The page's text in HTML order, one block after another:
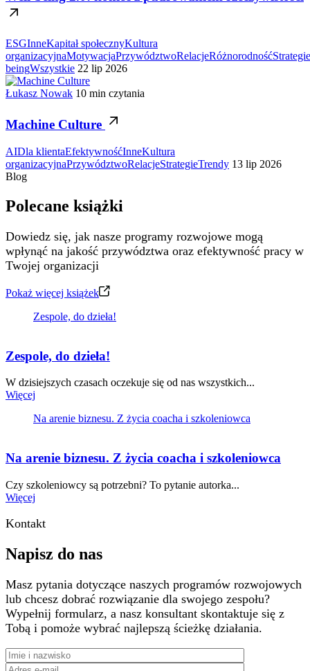
ESGInneKapitał społecznyKultura
organizacyjnaMotywacjaPrzywództwoRelacjeRóżnorodnośćStrategie
beingWszystkie 22 lip 2026
Łukasz Nowak 10 min czytania
Machine Culture
AIDla klientaEfektywnośćInneKultura
organizacyjnaPrzywództwoRelacjeStrategieTrendy 13 lip 2026
Blog
Polecane książki
Dowiedz się, jak nasze programy rozwojowe mogą
wpłynąć na jakość przywództwa oraz efektywność pracy w
Twojej organizacji
Pokaż więcej książek
Zespole, do dzieła!
Zespole, do dzieła!
W dzisiejszych czasach oczekuje się od nas wszystkich...
Więcej
Na arenie biznesu. Z życia coacha i szkoleniowca
Na arenie biznesu. Z życia coacha i szkoleniowca
Czy szkoleniowcy są potrzebni? To pytanie autorka...
Więcej
Kontakt
Napisz do nas
Masz pytania dotyczące naszych programów rozwojowych
lub chcesz dobrać rozwiązanie dla swojego zespołu?
Wypełnij formularz, a nasz konsultant skontaktuje się z
Tobą i pomoże wybrać najlepszą ścieżkę działania.